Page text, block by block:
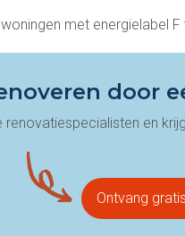
met energielabel F
door
renovatiespecialisten en
Ontvang